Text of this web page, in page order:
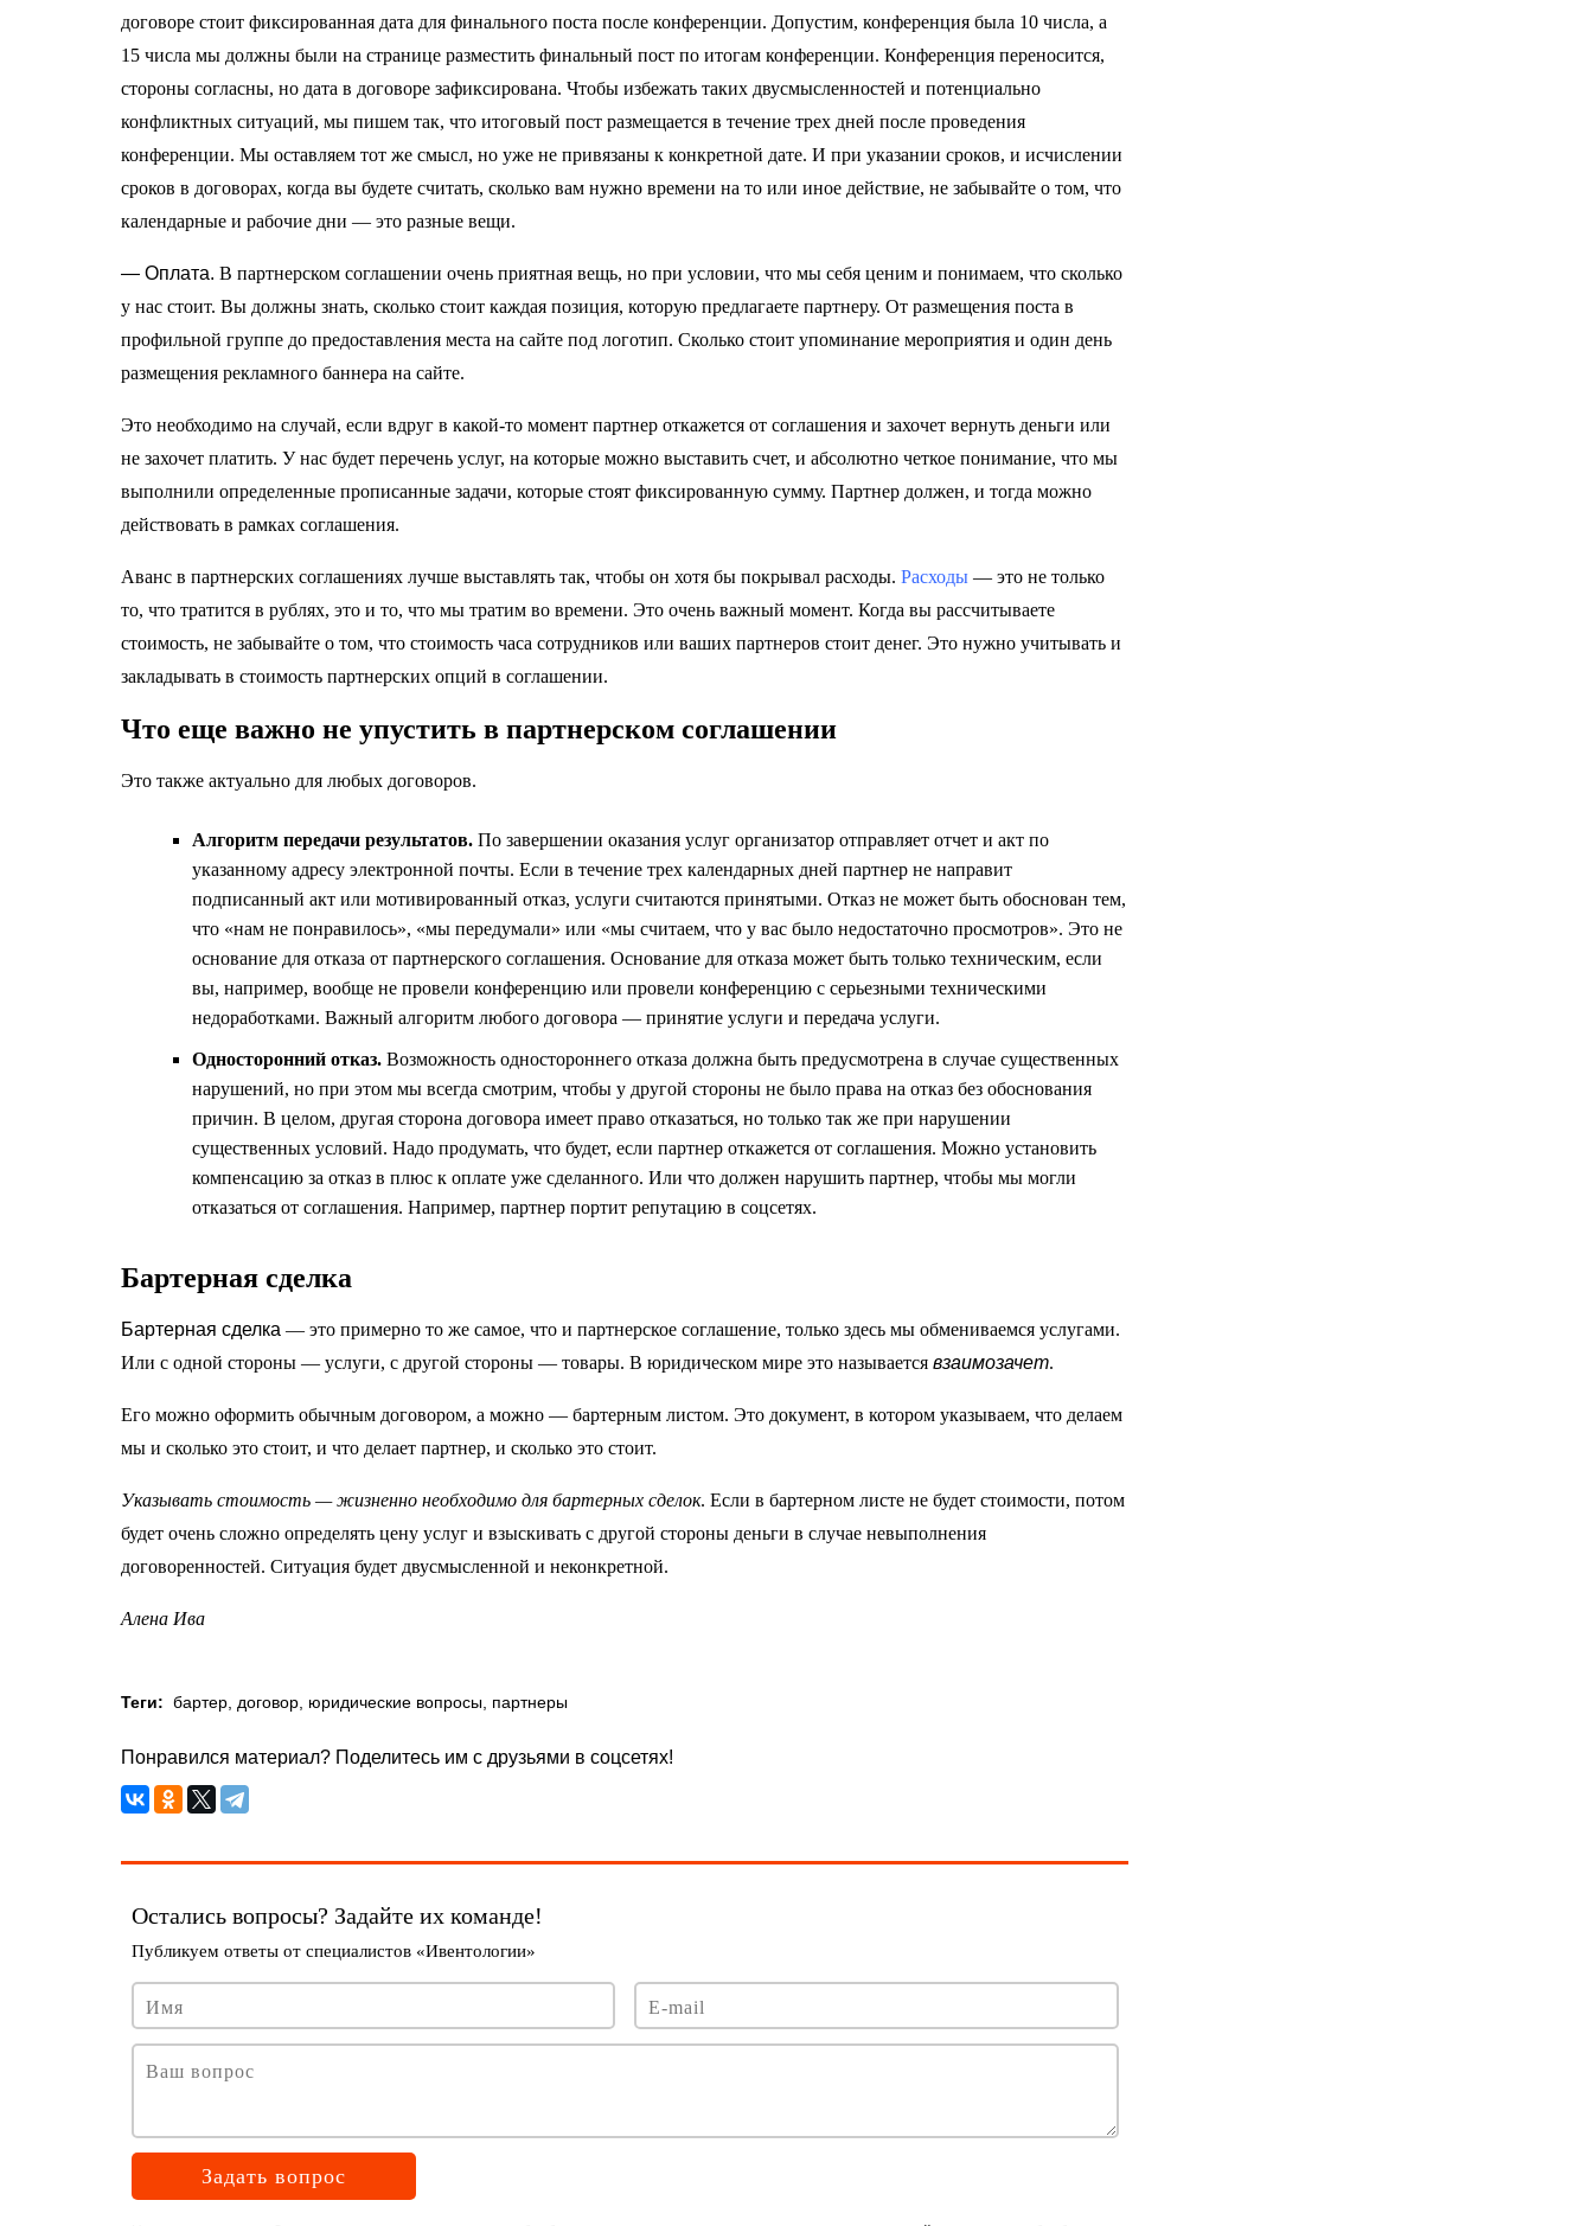
договоре стоит фиксированная дата для финального поста после конференции. Допустим, конференция была 10 числа, а
15 числа мы должны были на странице разместить финальный пост по итогам конференции. Конференция переносится,
стороны согласны, но дата в договоре зафиксирована. Чтобы избежать таких двусмысленностей и потенциально
конфликтных ситуаций, мы пишем так, что итоговый пост размещается в течение трех дней после проведения
конференции. Мы оставляем тот же смысл, но уже не привязаны к конкретной дате. И при указании сроков, и исчислении
сроков в договорах, когда вы будете считать, сколько вам нужно времени на то или иное действие, не забывайте о том, что
календарные и рабочие дни — это разные вещи.
— Оплата. В партнерском соглашении очень приятная вещь, но при условии, что мы себя ценим и понимаем, что сколько
у нас стоит. Вы должны знать, сколько стоит каждая позиция, которую предлагаете партнеру. От размещения поста в
профильной группе до предоставления места на сайте под логотип. Сколько стоит упоминание мероприятия и один день
размещения рекламного баннера на сайте.
Это необходимо на случай, если вдруг в какой-то момент партнер откажется от соглашения и захочет вернуть деньги или
не захочет платить. У нас будет перечень услуг, на которые можно выставить счет, и абсолютно четкое понимание, что мы
выполнили определенные прописанные задачи, которые стоят фиксированную сумму. Партнер должен, и тогда можно
действовать в рамках соглашения.
Аванс в партнерских соглашениях лучше выставлять так, чтобы он хотя бы покрывал расходы. Расходы — это не только
то, что тратится в рублях, это и то, что мы тратим во времени. Это очень важный момент. Когда вы рассчитываете
стоимость, не забывайте о том, что стоимость часа сотрудников или ваших партнеров стоит денег. Это нужно учитывать и
закладывать в стоимость партнерских опций в соглашении.
Что еще важно не упустить в партнерском соглашении
Это также актуально для любых договоров.
Алгоритм передачи результатов. По завершении оказания услуг организатор отправляет отчет и акт по
указанному адресу электронной почты. Если в течение трех календарных дней партнер не направит
подписанный акт или мотивированный отказ, услуги считаются принятыми. Отказ не может быть обоснован тем,
что «нам не понравилось», «мы передумали» или «мы считаем, что у вас было недостаточно просмотров». Это не
основание для отказа от партнерского соглашения. Основание для отказа может быть только техническим, если
вы, например, вообще не провели конференцию или провели конференцию с серьезными техническими
недоработками. Важный алгоритм любого договора — принятие услуги и передача услуги.
Односторонний отказ. Возможность одностороннего отказа должна быть предусмотрена в случае существенных
нарушений, но при этом мы всегда смотрим, чтобы у другой стороны не было права на отказ без обоснования
причин. В целом, другая сторона договора имеет право отказаться, но только так же при нарушении
существенных условий. Надо продумать, что будет, если партнер откажется от соглашения. Можно установить
компенсацию за отказ в плюс к оплате уже сделанного. Или что должен нарушить партнер, чтобы мы могли
отказаться от соглашения. Например, партнер портит репутацию в соцсетях.
Бартерная сделка
Бартерная сделка — это примерно то же самое, что и партнерское соглашение, только здесь мы обмениваемся услугами.
Или с одной стороны — услуги, с другой стороны — товары. В юридическом мире это называется взаимозачет.
Его можно оформить обычным договором, а можно — бартерным листом. Это документ, в котором указываем, что делаем
мы и сколько это стоит, и что делает партнер, и сколько это стоит.
Указывать стоимость — жизненно необходимо для бартерных сделок. Если в бартерном листе не будет стоимости, потом
будет очень сложно определять цену услуг и взыскивать с другой стороны деньги в случае невыполнения
договоренностей. Ситуация будет двусмысленной и неконкретной.
Алена Ива
Теги: бартер договор юридические вопросы партнеры
Понравился материал? Поделитесь им с друзьями в соцсетях!
Задать вопрос